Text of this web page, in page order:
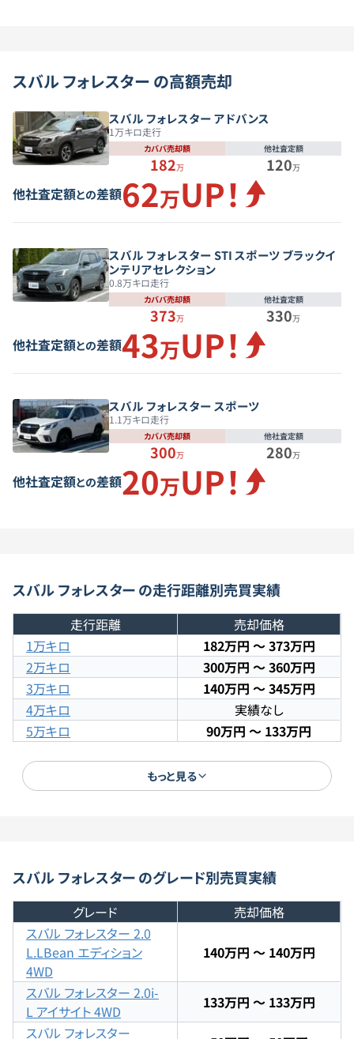
スバル フォレスター の高額売却
スバル フォレスター アドバンス
1万キロ走行
カババ売却額
182万
他社査定額
120万
他社査定額との差額62万UP！
スバル フォレスター STI スポーツ ブラックイ
ンテリアセレクション
0.8万キロ走行
カババ売却額
373万
他社査定額
330万
他社査定額との差額43万UP！
スバル フォレスター スポーツ
1.1万キロ走行
カババ売却額
300万
他社査定額
280万
他社査定額との差額20万UP！
スバルフォレスターの走行距離別売買実績
走行距離
売却価格
1万キロ
182万円 〜373万円
2万キロ
300万円 〜360万円
3万キロ
140万円 〜345万円
4万キロ
実績なし
5万キロ
90万円 〜 133万円
8万キロ
実績なし
12万キロ
実績なし
13万キロ
実績なし
14万キロ
50万円〜50万円
15万キロ
実績なし
15万キロ超
実績なし
もっと見る
スバルフォレスターのグレード別売買実績
グレード
売却価格
スバル フォレスター 2.0
L.LBean エディション
4WD
140万円 ～ 140万円
スバル フォレスター 2.0i-
L アイサイト 4WD
133万円 ～ 133万円
スバル フォレスター